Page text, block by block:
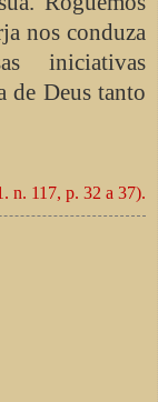
nos conduza
iniciativas
de Deus tanto
n. 117, p. 32 a 37).